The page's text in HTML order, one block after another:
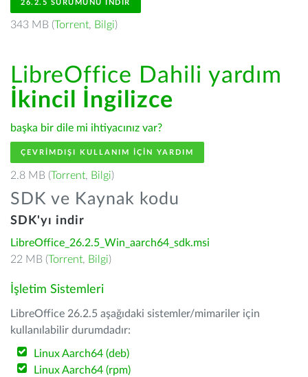
26.2.5 SÜRÜMÜNÜ İNDIR
343 MB (Torrent, Bilgi)
LibreOffice Dahili yardım
İkincil İngilizce
başka bir dile mi ihtiyacınız var?
ÇEVRIMDIŞI KULLANIM IÇIN YARDIM
2.8 MB (Torrent, Bilgi)
SDK ve Kaynak kodu
SDK'yı indir
LibreOffice_26.2.5_Win_aarch64_sdk.msi
22 MB (Torrent, Bilgi)
İşletim Sistemleri
LibreOffice 26.2.5 aşağıdaki sistemler/mimariler için
kullanılabilir durumdadır:
Linux Aarch64 (deb)
Linux Aarch64 (rpm)